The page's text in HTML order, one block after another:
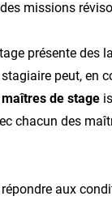
missions
présente des
peut, en
de stage
chacun des
aux